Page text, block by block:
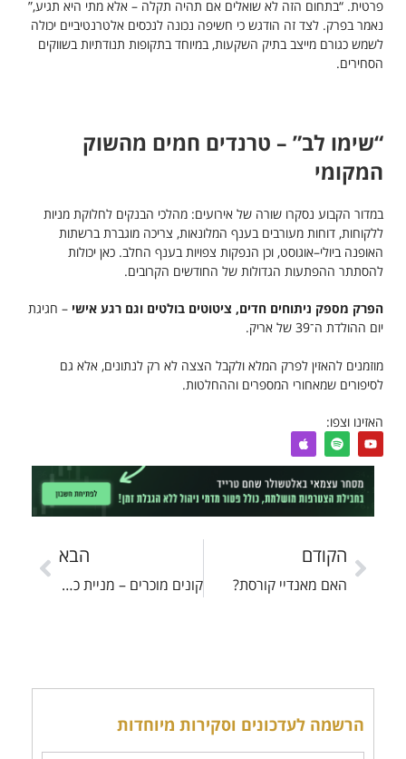
פרטית. “בתחום הזה לא שואלים אם תהיה תקלה – אלא מתי היא תגיע,”
נאמר בפרק. לצד זה הודגש כי חשיפה נכונה לנכסים אלטרנטיביים יכולה
לשמש כגורם מייצב בתיק השקעות, במיוחד בתקופות תנודתיות בשווקים
הסחירים.
“שימו לב” – טרנדים חמים מהשוק
המקומי
במדור הקבוע נסקרו שורה של אירועים: מהלכי הבנקים לחלוקת מניות
ללקוחות, דוחות מעורבים בענף המלונאות, צריכה מוגברת ברשתות
האופנה ביולי–אוגוסט, וכן הנפקות צפויות בענף החלב. כאן יכולות
להסתתר ההפתעות הגדולות של החודשים הקרובים.
הפרק מספק ניתוחים חדים, ציטוטים בולטים וגם רגע אישי – חגיגת
יום ההולדת ה־39 של אריק.
מוזמנים להאזין לפרק המלא ולקבל הצצה לא רק לנתונים, אלא גם
לסיפורים שמאחורי המספרים וההחלטות.
האזינו וצפו:
הקודם
האם מאנדיי קורסת?
הבא
קונים מוכרים – מניית כיל (ICL)
הרשמה לעדכונים וסקירות מיוחדות